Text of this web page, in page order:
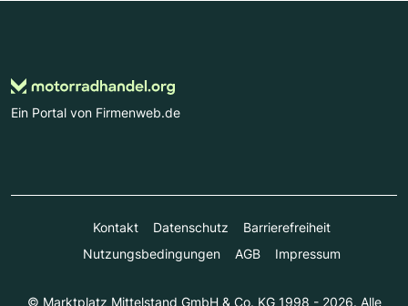
Ein Portal von Firmenweb.de
Kontakt Datenschutz
Barrierefreiheit
Nutzungsbedingungen
AGB Impressum
© Marktplatz Mittelstand GmbH & Co. KG 1998 - 2026. Alle